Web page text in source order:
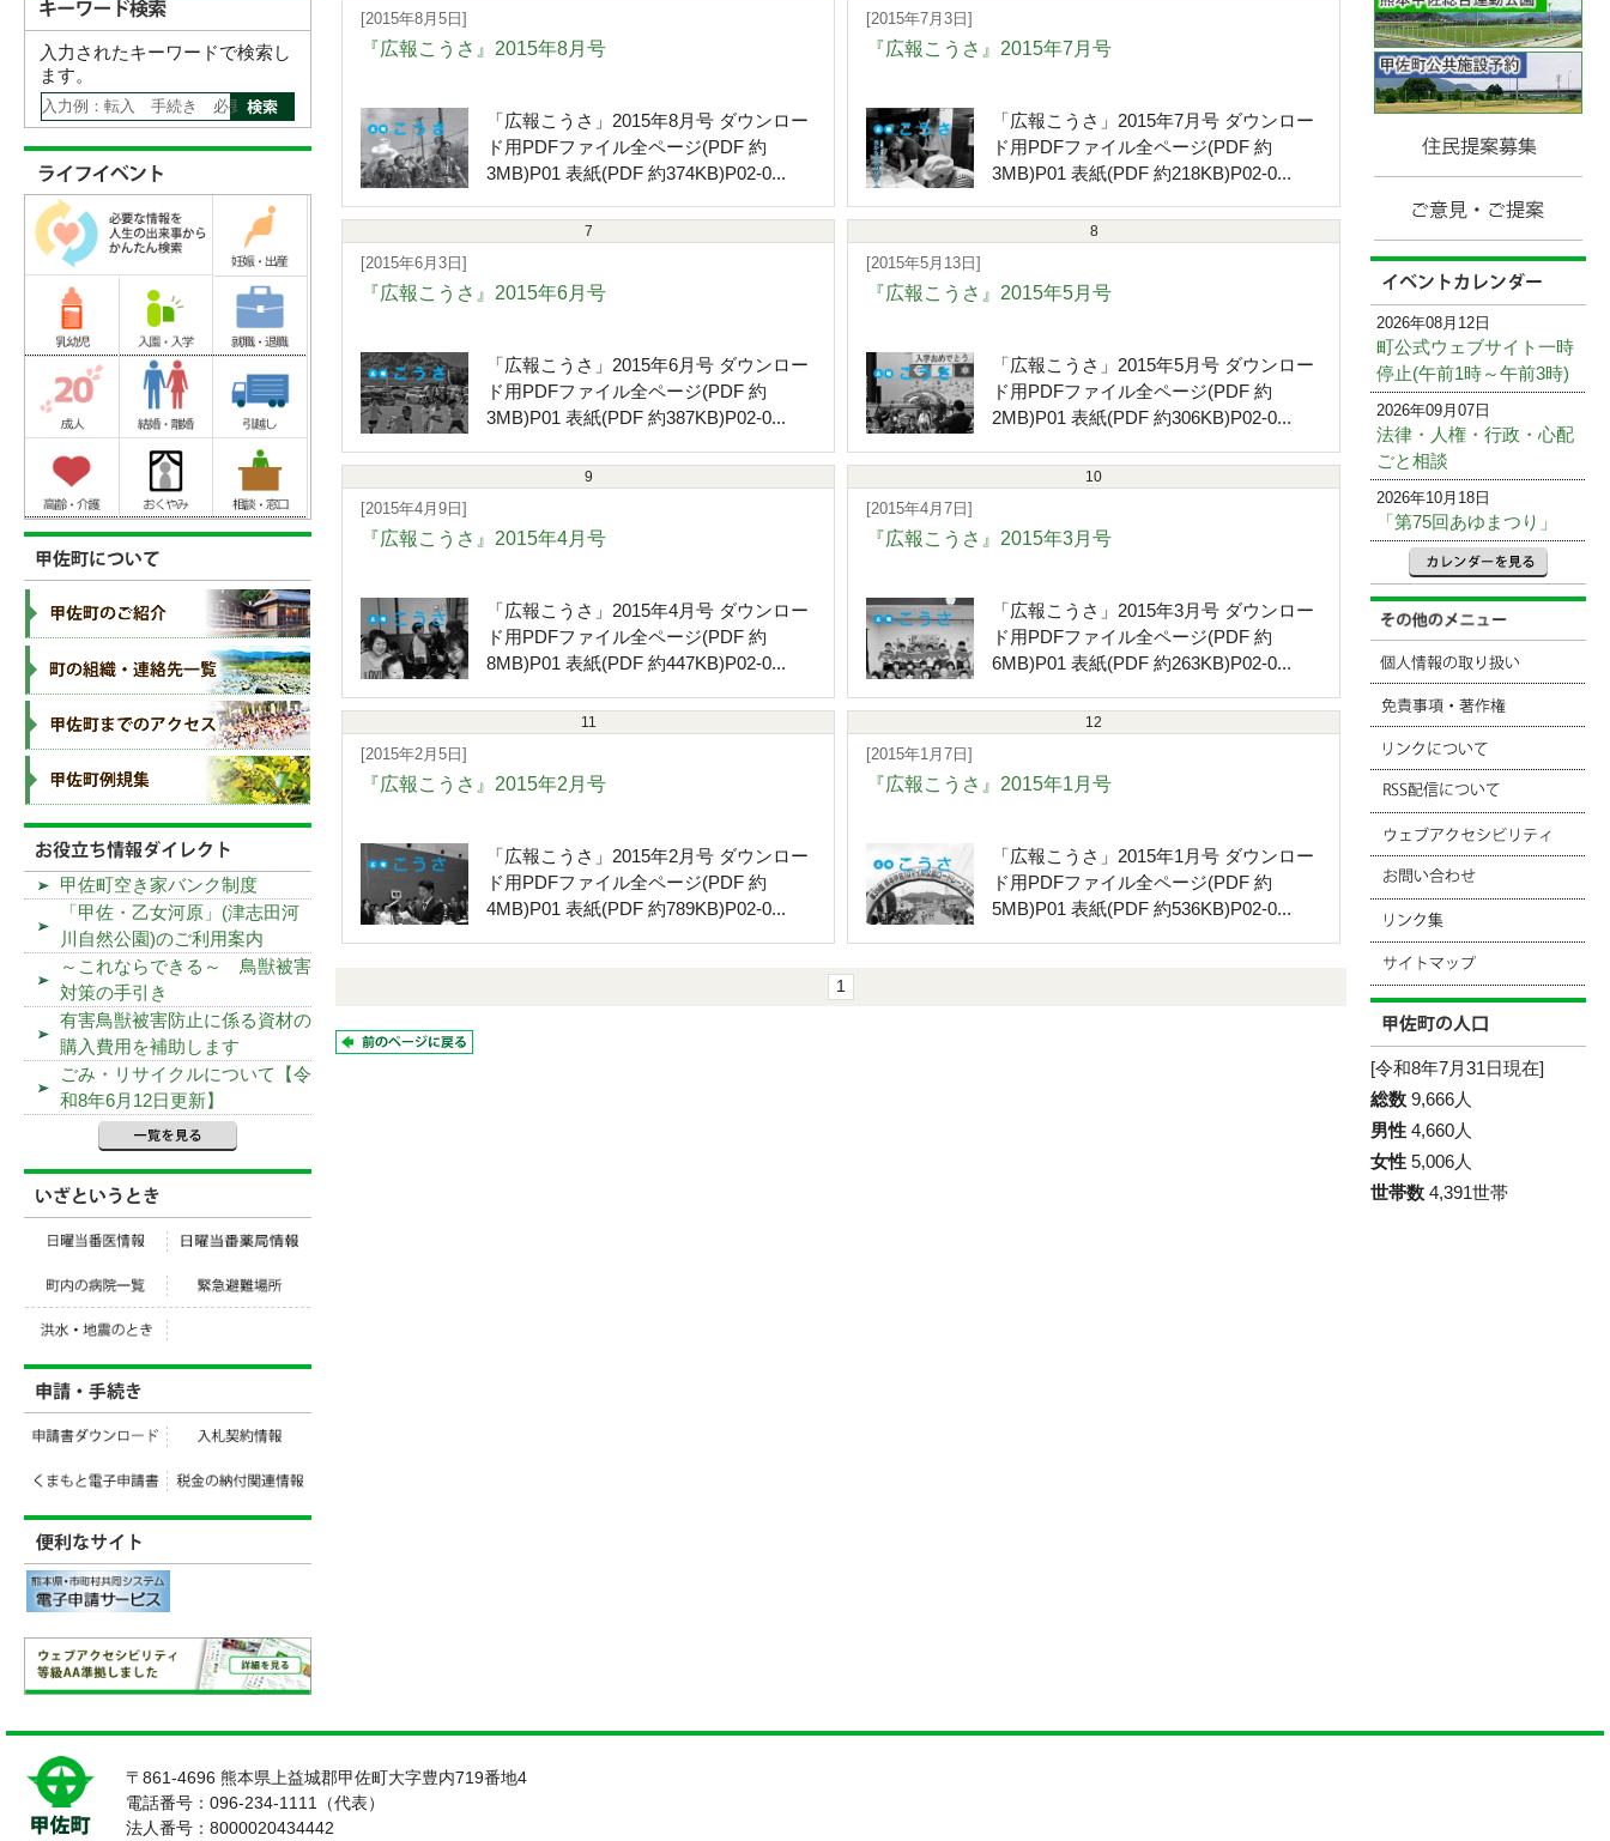
[2015年8月5日]
『広報こうさ』2015年8月号
「広報こうさ」2015年8月号 ダウンロー
ド用PDFファイル全ページ(PDF 約
3MB)P01 表紙(PDF 約374KB)P02-0...
[2015年7月3日]
『広報こうさ』2015年7月号
「広報こうさ」2015年7月号 ダウンロー
ド用PDFファイル全ページ(PDF 約
3MB)P01 表紙(PDF 約218KB)P02-0...
7
[2015年6月3日]
『広報こうさ』2015年6月号
「広報こうさ」2015年6月号 ダウンロー
ド用PDFファイル全ページ(PDF 約
3MB)P01 表紙(PDF 約387KB)P02-0...
8
[2015年5月13日]
『広報こうさ』2015年5月号
「広報こうさ」2015年5月号 ダウンロー
ド用PDFファイル全ページ(PDF 約
2MB)P01 表紙(PDF 約306KB)P02-0...
9
[2015年4月9日]
『広報こうさ』2015年4月号
「広報こうさ」2015年4月号 ダウンロー
ド用PDFファイル全ページ(PDF 約
8MB)P01 表紙(PDF 約447KB)P02-0...
10
[2015年4月7日]
『広報こうさ』2015年3月号
「広報こうさ」2015年3月号 ダウンロー
ド用PDFファイル全ページ(PDF 約
6MB)P01 表紙(PDF 約263KB)P02-0...
11
[2015年2月5日]
『広報こうさ』2015年2月号
「広報こうさ」2015年2月号 ダウンロー
ド用PDFファイル全ページ(PDF 約
4MB)P01 表紙(PDF 約789KB)P02-0...
12
[2015年1月7日]
『広報こうさ』2015年1月号
「広報こうさ」2015年1月号 ダウンロー
ド用PDFファイル全ページ(PDF 約
5MB)P01 表紙(PDF 約536KB)P02-0...
1
2026年08月12日
町公式ウェブサイト一時
停止(午前1時～午前3時)
2026年09月07日
法律・人権・行政・心配
ごと相談
2026年10月18日
「第75回あゆまつり」
[令和8年7月31日現在]
総数 9,666人
男性 4,660人
女性 5,006人
世帯数 4,391世帯
入力されたキーワードで検索し
ます。
甲佐町空き家バンク制度
「甲佐・乙女河原」(津志田河
川自然公園)のご利用案内
～これならできる～ 鳥獣被害
対策の手引き
有害鳥獣被害防止に係る資材の
購入費用を補助します
ごみ・リサイクルについて【令
和8年6月12日更新】
〒861-4696 熊本県上益城郡甲佐町大字豊内719番地4
電話番号：096-234-1111（代表）
法人番号：8000020434442